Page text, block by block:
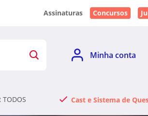
Assinaturas Concursos
Minha conta
TODOS Cast e Sistema de